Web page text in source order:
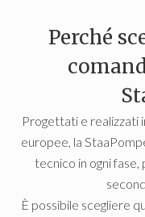
Perché
Progettati e realizzati
europee, la
tecnico in ogni
È possibile scegliere